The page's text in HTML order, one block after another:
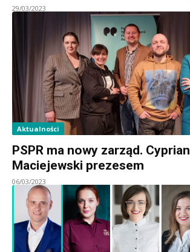
29/03/2023
Aktualności
PSPR ma nowy zarząd. Cyprian
Maciejewski prezesem
06/03/2023